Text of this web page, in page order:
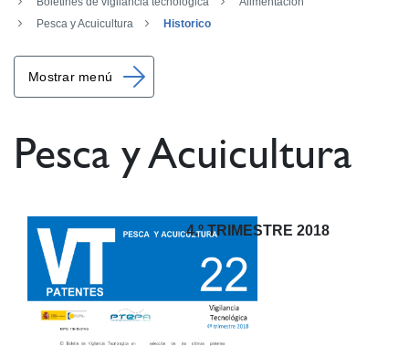
Pesca y Acuicultura
Historico
Mostrar menú
Pesca y Acuicultura
4.º TRIMESTRE 2018